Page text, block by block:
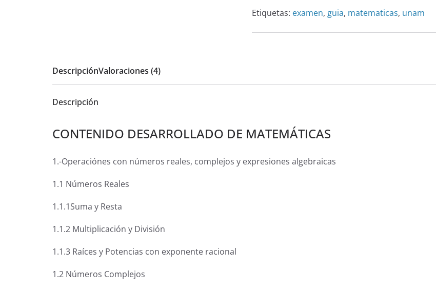
Etiquetas: examen, guia, matematicas, unam
DescripciónValoraciones (4)
Descripción
CONTENIDO DESARROLLADO DE MATEMÁTICAS
1.-Operaciónes con números reales, complejos y expresiones algebraicas
1.1 Números Reales
1.1.1Suma y Resta
1.1.2 Multiplicación y División
1.1.3 Raíces y Potencias con exponente racional
1.2 Números Complejos